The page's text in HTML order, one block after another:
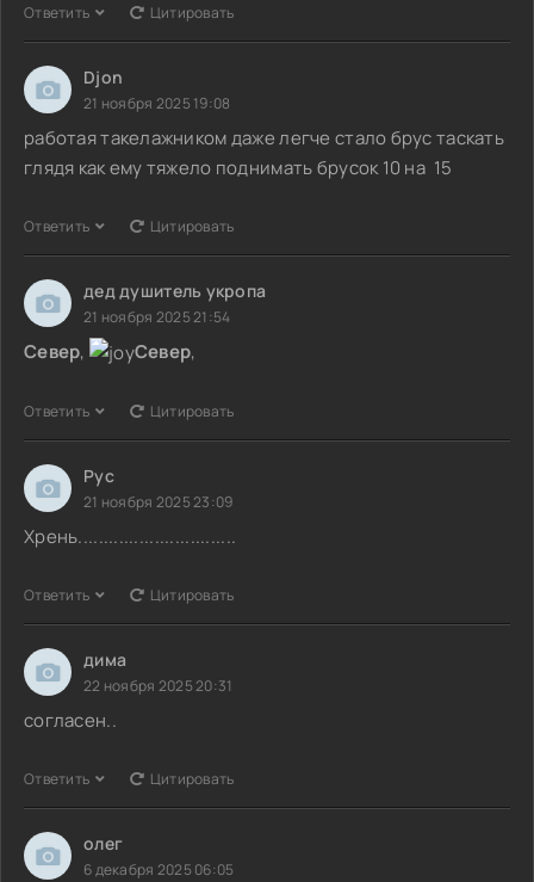
Ответить Цитировать
Djon
21 ноября 2025 19:08
работая такелажником даже легче стало брус таскать
глядя как ему тяжело поднимать брусок 10 на 15
Ответить Цитировать
дед душитель укропа
21 ноября 2025 21:54
Север, Север,
Ответить Цитировать
Рус
21 ноября 2025 23:09
Хрень...............................
Ответить Цитировать
дима
22 ноября 2025 20:31
согласен..
Ответить Цитировать
олег
6 декабря 2025 06:05